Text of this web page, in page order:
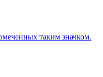
таким значком.